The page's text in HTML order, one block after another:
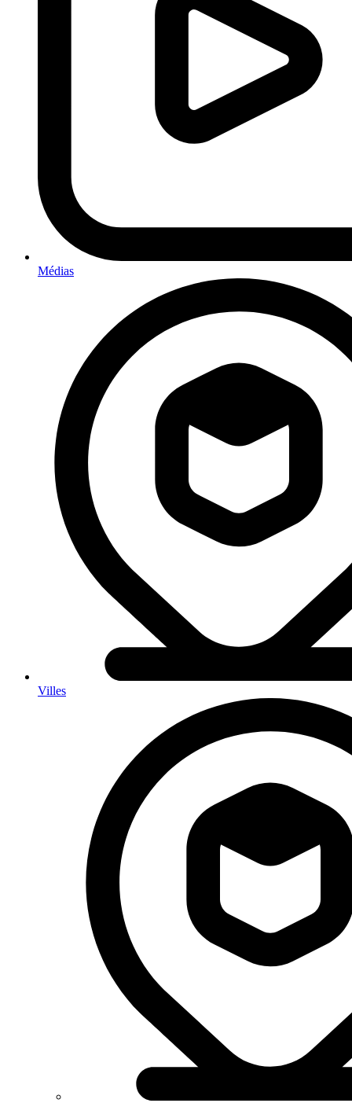
Médias
Villes